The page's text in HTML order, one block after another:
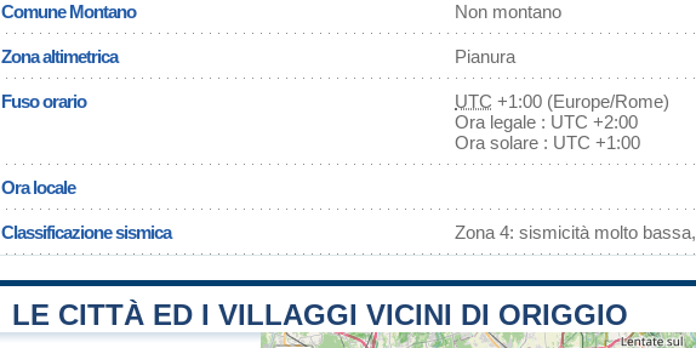
Comune Montano Non montano
Zona altimetrica Pianura
Fuso orario UTC +1:00 (Europe/Rome)
Ora legale : UTC +2:00
Ora solare : UTC +1:00
Ora locale
Classificazione sismica Zona 4: sismicità molto
LE CITTÀ ED I VILLAGGI VICINI DI ORIGGIO